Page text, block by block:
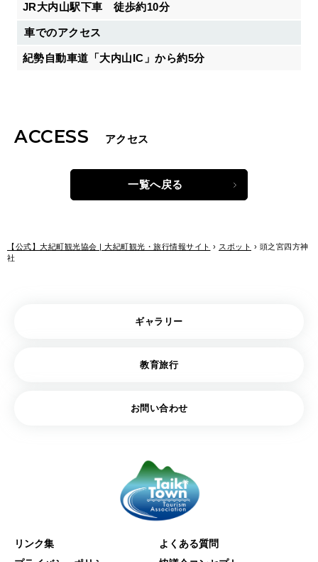
JR大内山駅下車 徒歩約10分
車でのアクセス
紀勢自動車道「大内山IC」から約5分
ACCESS アクセス
一覧へ戻る
【公式】大紀町観光協会 | 大紀町観光・旅行情報サイト › スポット › 頭之宮四方神
社
ギャラリー
教育旅行
お問い合わせ
リンク集
よくある質問